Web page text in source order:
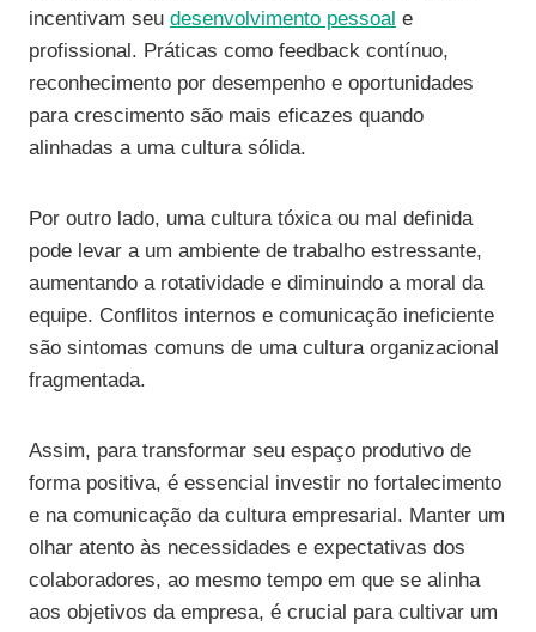
incentivam seu desenvolvimento pessoal e
profissional. Práticas como feedback contínuo,
reconhecimento por desempenho e oportunidades
para crescimento são mais eficazes quando
alinhadas a uma cultura sólida.
Por outro lado, uma cultura tóxica ou mal definida
pode levar a um ambiente de trabalho estressante,
aumentando a rotatividade e diminuindo a moral da
equipe. Conflitos internos e comunicação ineficiente
são sintomas comuns de uma cultura organizacional
fragmentada.
Assim, para transformar seu espaço produtivo de
forma positiva, é essencial investir no fortalecimento
e na comunicação da cultura empresarial. Manter um
olhar atento às necessidades e expectativas dos
colaboradores, ao mesmo tempo em que se alinha
aos objetivos da empresa, é crucial para cultivar um